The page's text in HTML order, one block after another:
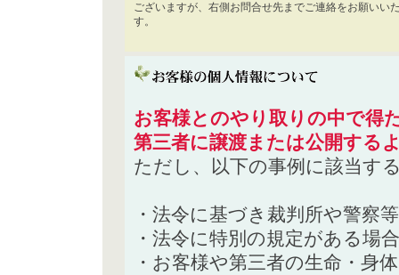
ございますが、右側お問合せ先までご連絡をお願いい
す。
お客様とのやり取りの中で得
第三者に譲渡または公開する
ただし、以下の事例に該当す
・法令に基づき裁判所や警察
・法令に特別の規定がある場合
・お客様や第三者の生命・身